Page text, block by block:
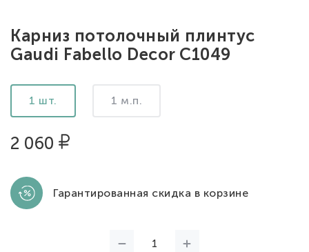
Карниз потолочный плинтус
Gaudi Fabello Decor C1049
1 шт. 1 м.п.
2 060
Гарантированная скидка в корзине